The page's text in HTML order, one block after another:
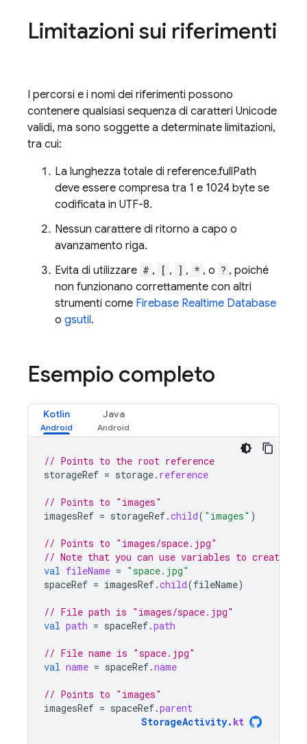
Limitazioni sui riferimenti
I percorsi e i nomi dei riferimenti possono
contenere qualsiasi sequenza di caratteri Unicode
validi, ma sono soggette a determinate limitazioni,
tra cui:
La lunghezza totale di reference.fullPath
deve essere compresa tra 1 e 1024 byte se
codificata in UTF-8.
Nessun carattere di ritorno a capo o
avanzamento riga.
Evita di utilizzare # , [ , ] , * , o ? , poiché
non funzionano correttamente con altri
strumenti come Firebase Realtime Database
o gsutil.
Esempio completo
Kotlin Java
// Points to the root reference
storageRef = storage. reference
// Points to "images"
imagesRef = storageRef.child( "images" )
// Points to "images/space.jpg"
// Note that you can use variables to create
val fileName = "space.jpg"
spaceRef = imagesRef.child(fileName)
// File path is "images/space.jpg"
val path = spaceRef.path
// File name is "space.jpg"
val name = spaceRef.name
// Points to "images"
imagesRef = spaceRef.parent
StorageActivity. kt